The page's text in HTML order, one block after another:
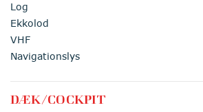
Log
Ekkolod
VHF
Navigationslys
DÆK/COCKPIT